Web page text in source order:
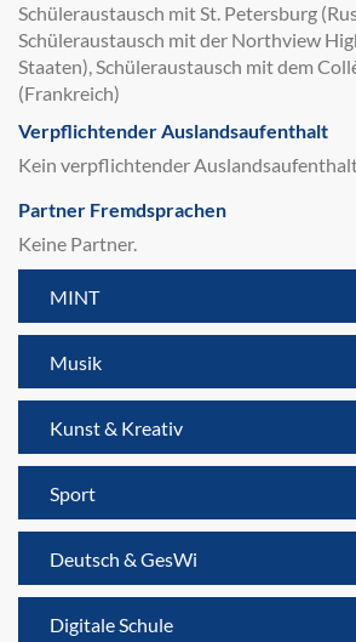
Schüleraustausch mit St. Petersburg
Schüleraustausch mit der Northview
Staaten), Schüleraustausch mit dem
(Frankreich)
Verpflichtender Auslandsaufenthalt
Kein verpflichtender
Partner Fremdsprachen
Keine Partner.
MINT
Musik
Kunst & Kreativ
Sport
Deutsch & GesWi
Digitale Schule